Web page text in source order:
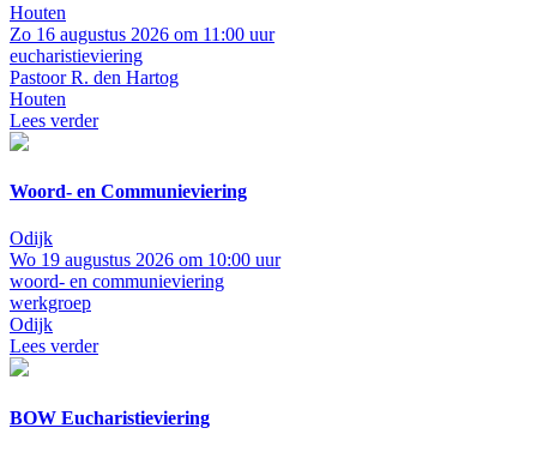
Houten
Zo 16 augustus 2026 om 11:00 uur
eucharistieviering
Pastoor R. den Hartog
Houten
Lees verder
Woord- en Communieviering
Odijk
Wo 19 augustus 2026 om 10:00 uur
woord- en communieviering
werkgroep
Odijk
Lees verder
BOW Eucharistieviering